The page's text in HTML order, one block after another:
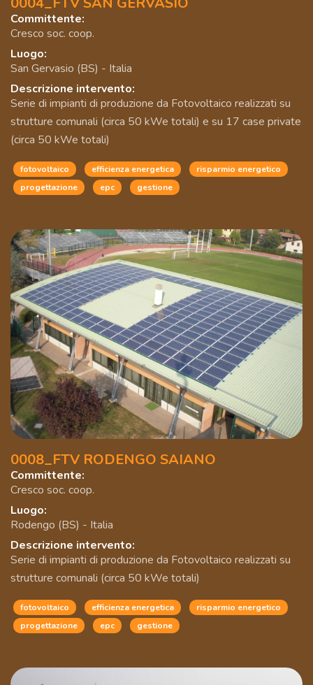
Committente:
Cresco soc. coop.
Luogo:
San Gervasio (BS) - Italia
Descrizione intervento:
Serie di impianti di produzione da Fotovoltaico realizzati su
strutture comunali (circa 50 kWe totali) e su 17 case private
(circa 50 kWe totali)
fotovoltaico efficienza energetica
risparmio energetico
progettazione
epc gestione
0008_FTV RODENGO SAIANO
Committente:
Cresco soc. coop.
Luogo:
Rodengo (BS) - Italia
Descrizione intervento:
Serie di impianti di produzione da Fotovoltaico realizzati su
strutture comunali (circa 50 kWe totali)
fotovoltaico efficienza energetica
risparmio energetico
progettazione
epc gestione